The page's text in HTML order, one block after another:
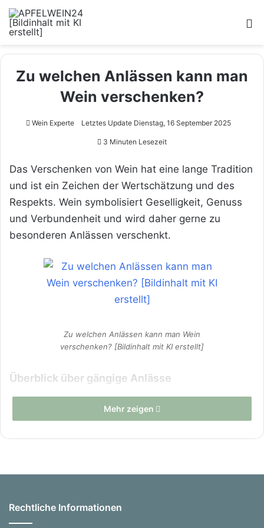
Zu welchen Anlässen kann man
Wein verschenken?
Wein Experte Letztes Update Dienstag, 16 September 2025
3 Minuten Lesezeit
Das Verschenken von Wein hat eine lange Tradition
und ist ein Zeichen der Wertschätzung und des
Respekts. Wein symbolisiert Geselligkeit, Genuss
und Verbundenheit und wird daher gerne zu
besonderen Anlässen verschenkt.
Zu welchen Anlässen kann man Wein
verschenken? [Bildinhalt mit KI erstellt]
Überblick über gängige Anlässe
Wein eignet sich hervorragend als Geschenk für
verschiedene Anlässe wie Geburtstage,
Bei der Auswahl des Weins ist es wichtig, den
Mehr zeigen
Rechtliche Informationen